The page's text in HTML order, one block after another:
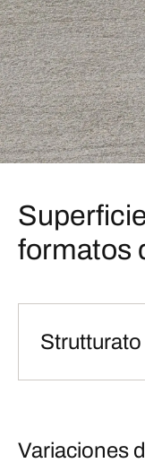
formatos
Strutturato
Variaciones